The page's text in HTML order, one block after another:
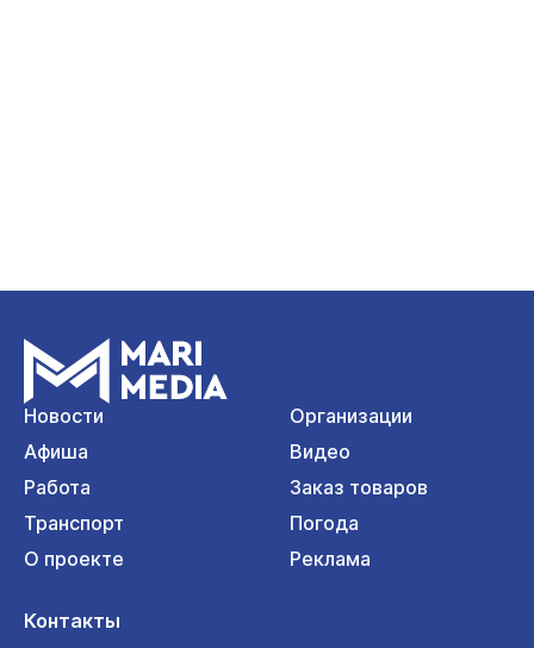
Новости
Организации
Афиша
Видео
Работа
Заказ товаров
Транспорт
Погода
О проекте
Реклама
Контакты